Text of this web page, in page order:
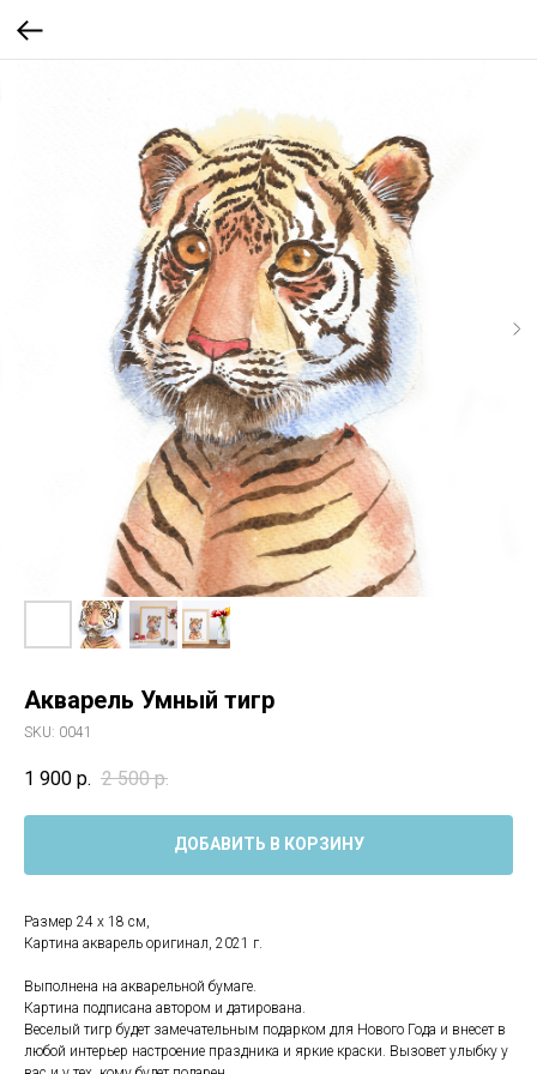
Акварель Умный тигр
SKU: 0041
1 900 р. 2 500 р.
ДОБАВИТЬ В КОРЗИНУ
Размер 24 х 18 см,
Картина акварель оригинал, 2021 г.
Выполнена на акварельной бумаге.
Картина подписана автором и датирована.
Веселый тигр будет замечательным подарком для Нового Года и внесет в
любой интерьер настроение праздника и яркие краски. Вызовет улыбку у